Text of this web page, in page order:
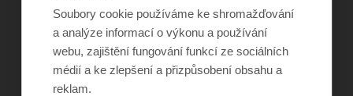
©Obecně prospěšná společnost Sirius, o.p.s.
2011–2026
Šance Dětem
ISSN 1805-8876
Soubory cookie používáme ke shromažďování
a analýze informací o výkonu a používání
webu, zajištění fungování funkcí ze sociálních
médií a ke zlepšení a přizpůsobení obsahu a
reklam.